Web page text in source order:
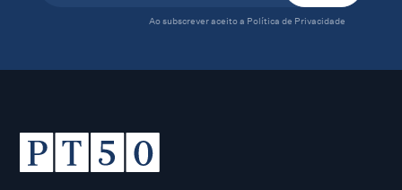
Ao subscrever aceito a Política de Privacidade